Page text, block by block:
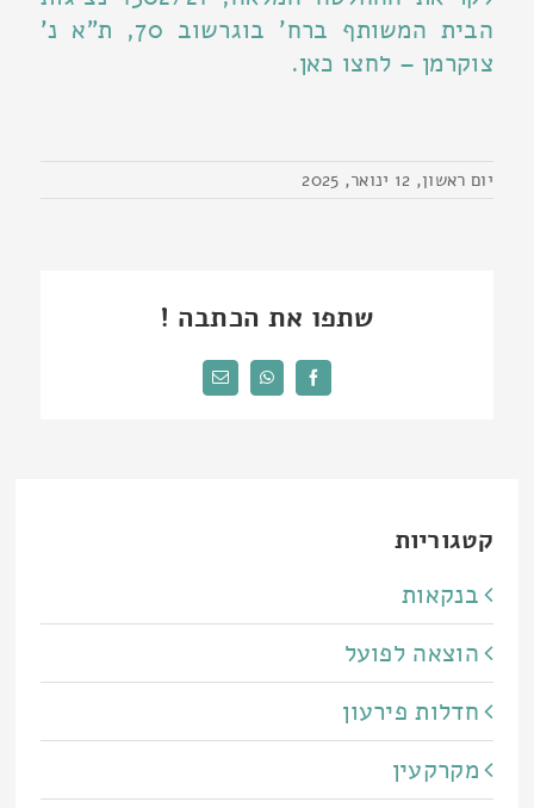
הבית המשותף ברח' בוגרשוב 70, ת"א נ'
צוקרמן – לחצו כאן.
יום ראשון, 12 ינואר, 2025
שתפו את הכתבה !
Facebook
WhatsAppכתובת
דואר
קטגוריות
בנקאות
הוצאה לפועל
חדלות פירעון
מקרקעין